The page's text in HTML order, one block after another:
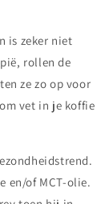
is zeker niet
rollen de
ze zo op voor
vet in je koffie
en/of MCT-olie.